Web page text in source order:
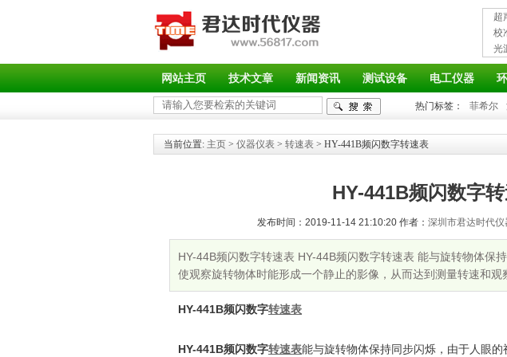
超
接
校
光
率
网站主页 技术文章 新闻资讯 测试设备 电工仪器
热门标签： 菲希尔
当前位置: 主页 > 仪器仪表 > 转速表 > HY-441B频闪数字转速表
HY-441B频闪数字
发布时间：2019-11-14 21:10:20 作者： 深圳市君达时代仪
HY-44B频闪数字转速表 HY-44B频闪数字转速表 能与旋转物体保
使观察旋转物体时能形成一个静止的影像，从而达到测量转速和观
HY-441B频闪数字转速表
HY-441B频闪数字转速表能与旋转物体保持同步闪烁，由于人眼